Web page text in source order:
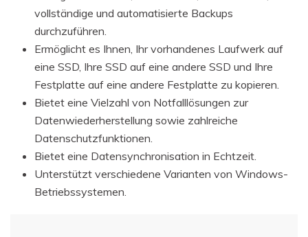
vollständige und automatisierte Backups
durchzuführen.
Ermöglicht es Ihnen, Ihr vorhandenes Laufwerk auf
eine SSD, Ihre SSD auf eine andere SSD und Ihre
Festplatte auf eine andere Festplatte zu kopieren.
Bietet eine Vielzahl von Notfalllösungen zur
Datenwiederherstellung sowie zahlreiche
Datenschutzfunktionen.
Bietet eine Datensynchronisation in Echtzeit.
Unterstützt verschiedene Varianten von Windows-
Betriebssystemen.